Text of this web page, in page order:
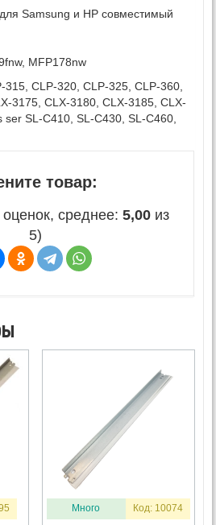
Samsung и HP совместимый
MFP178nw
315, CLP-320, CLP-325, CLP-360,
3175, CLX-3180, CLX-3185, CLX-
ser SL-C410, SL-C430, SL-C460,
товар:
оценок, среднее: 5,00 из
5)
Много Код: 10074